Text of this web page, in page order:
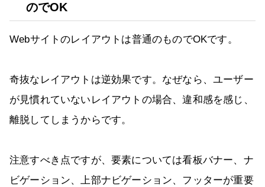
のでOK
Webサイトのレイアウトは普通のものでOKです。
奇抜なレイアウトは逆効果です。なぜなら、ユーザー
が見慣れていないレイアウトの場合、違和感を感じ、
離脱してしまうからです。
注意すべき点ですが、要素については看板バナー、ナ
ビゲーション、上部ナビゲーション、フッターが重要